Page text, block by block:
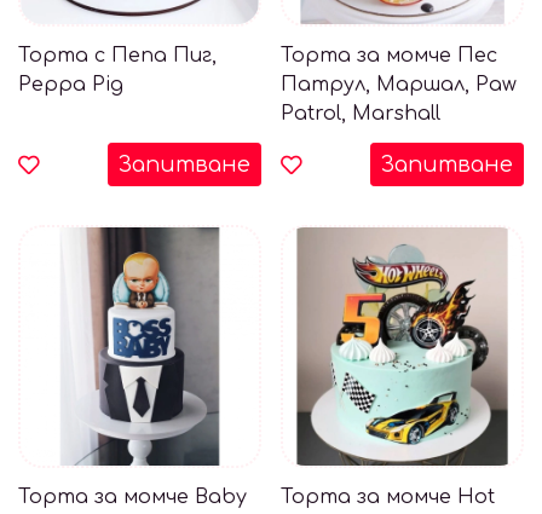
Торта с Пепа Пиг,
Peppa Pig
Запитване
Торта за момче Пес
Патрул, Маршал, Paw
Patrol, Marshall
Запитване
Торта за момче Baby
Торта за момче Hot